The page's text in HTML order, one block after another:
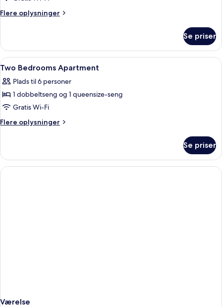
personnes
Flere oplysninger
Flere
2
personnes
Se priser
Indlæs
alle
billeder
af
Two
Bedrooms
Skrivebord, gratis baby-/
6
Two Bedrooms Apartment
Plads til 6 personer
1 dobbeltseng og 1 queensize-seng
Gratis Wi-Fi
Flere oplysninger
Flere
Bedrooms
Apartment
Se priser
Værelse